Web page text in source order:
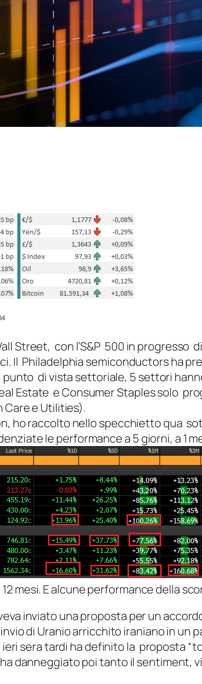
Street, con l’S&P 500 in progresso
Il Philadelphia semiconductors ha
di vista settoriale, 5 settori
Estate e Consumer Staples solo
Care e Utilities).
ho raccolto nello specchietto qua
le performance a 5 giorni, a 1
mesi. E alcune performance della
inviato una proposta per un
di Uranio arricchito iraniano in un
sera tardi ha definito la proposta
danneggiato poi tanto il sentiment,